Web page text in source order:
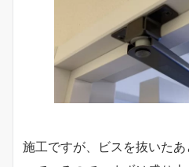
施工ですが、ビスを抜いた